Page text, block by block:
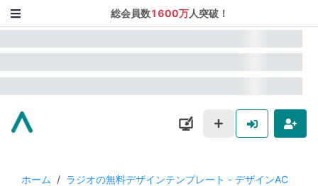
総会員数1600万人突破！
ホーム / ラジオの無料デザインテンプレート - デザインAC